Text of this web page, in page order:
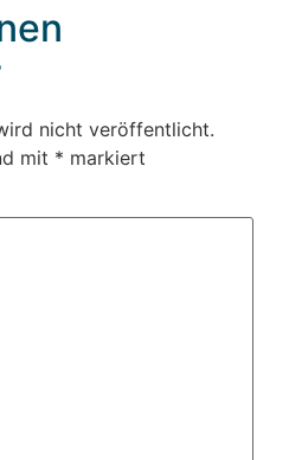
nicht veröffentlicht.
mit * markiert